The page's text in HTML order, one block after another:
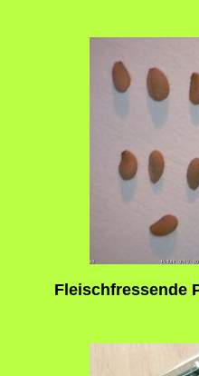
Fleischfressende